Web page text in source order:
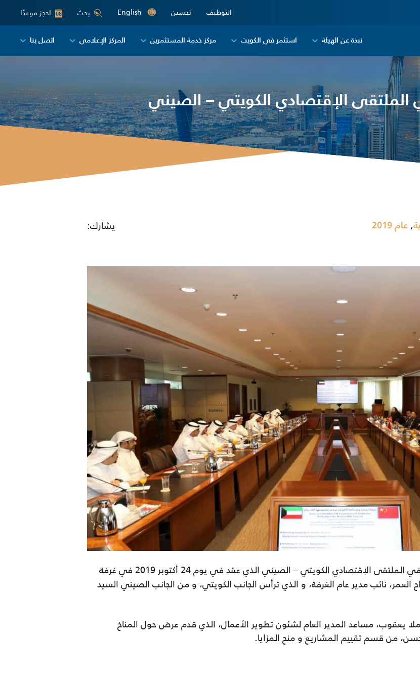
التوظيف تحسين English بحث 08 احجز موعدًا
نبذة عن الهيئة استثمر في الكويت مركز خدمة المستثمرين المركز الإعلامي اتصل بنا
الملتقى الإقتصادي الكويتي – الصيني
, عام 2019 يشارك:
شاركت هيئة تشجيع الاستثمار المباشر (الهيئة) في الملتقى الإقتصادي الكويتي – الصيني الذي عقد في يوم 24 أكتوبر 2019 في غرفة
نائب مدير عام الغرفة، و الذي ترأس الجانب الكويتي، و من الجانب الصيني السيد
يعقوب، مساعد المدير العام لشئون تطوير الأعمال، الذي قدم عرض حول المناخ
من قسم تقييم المشاريع و منح المزايا.